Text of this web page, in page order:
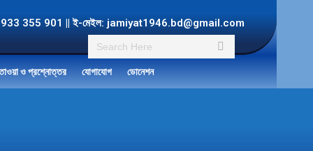
Search:
355 901 || ই-মেইল: jamiyat1946.bd@gmail.com
ও প্রশ্নোত্তর যোগাযোগ ডোনেশন